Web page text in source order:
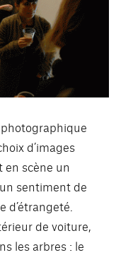
d’images
en scène un
sentiment de
de voiture,
les arbres : le